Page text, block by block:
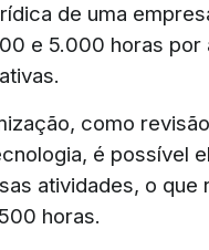
de uma
e 5.000 horas por
como
é possível
atividades, o que
horas.